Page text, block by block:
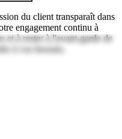
du client transparaît dans
engagement continu à
et à rester à l'avant-garde de
à vos besoins.